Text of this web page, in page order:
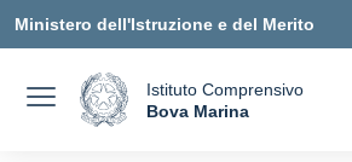
Ministero dell'Istruzione e del Merito
Istituto Comprensivo
Bova Marina